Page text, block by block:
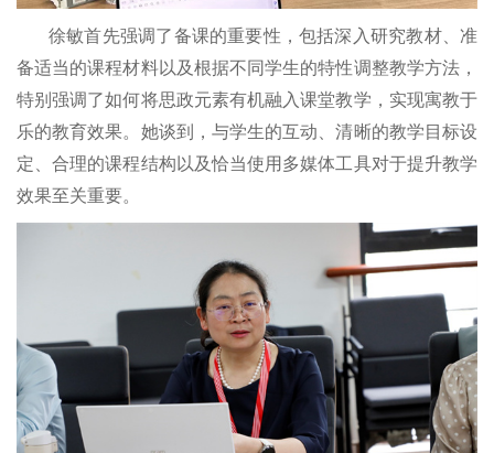
徐敏首先强调了备课的重要性，包括深入研究教材、准
备适当的课程材料以及根据不同学生的特性调整教学方法，
特别强调了如何将思政元素有机融入课堂教学，实现寓教于
乐的教育效果。她谈到，与学生的互动、清晰的教学目标设
定、合理的课程结构以及恰当使用多媒体工具对于提升教学
效果至关重要。